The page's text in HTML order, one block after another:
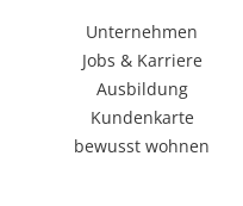
Unternehmen
Jobs & Karriere
Ausbildung
Kundenkarte
bewusst wohnen